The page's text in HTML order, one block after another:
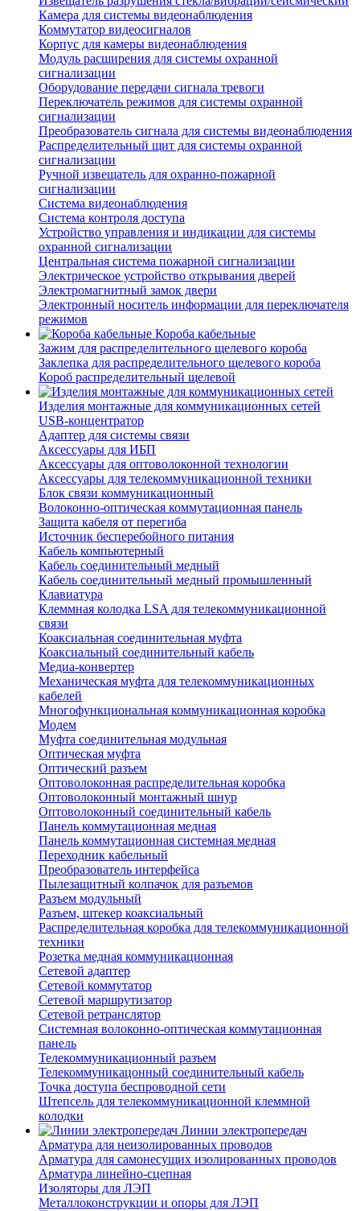
Камера для системы видеонаблюдения
Коммутатор видеосигналов
Корпус для камеры видеонаблюдения
Модуль расширения для системы охранной
сигнализации
Оборудование передачи сигнала тревоги
Переключатель режимов для системы охранной
сигнализации
Преобразователь сигнала для системы видеонаблюдения
Распределительный щит для системы охранной
сигнализации
Ручной извещатель для охранно-пожарной
сигнализации
Система видеонаблюдения
Система контроля доступа
Устройство управления и индикации для системы
охранной сигнализации
Центральная система пожарной сигнализации
Электрическое устройство открывания дверей
Электромагнитный замок двери
Электронный носитель информации для переключателя
режимов
Короба кабельные
Зажим для распределительного щелевого короба
Заклепка для распределительного щелевого короба
Короб распределительный щелевой
Изделия монтажные для коммуникационных сетей
USB-концентратор
Адаптер для системы связи
Аксессуары для ИБП
Аксессуары для оптоволоконной технологии
Аксессуары для телекоммуникационной техники
Блок связи коммуникационный
Волоконно-оптическая коммутационная панель
Защита кабеля от перегиба
Источник бесперебойного питания
Кабель компьютерный
Кабель соединительный медный
Кабель соединительный медный промышленный
Клавиатура
Клеммная колодка LSA для телекоммуникационной
связи
Коаксиальная соединительная муфта
Коаксиальный соединительный кабель
Медиа-конвертер
Механическая муфта для телекоммуникационных
кабелей
Многофункциональная коммуникационная коробка
Модем
Муфта соединительная модульная
Оптическая муфта
Оптический разъем
Оптоволоконная распределительная коробка
Оптоволоконный монтажный шнур
Оптоволоконный соединительный кабель
Панель коммутационная медная
Панель коммутационная системная медная
Переходник кабельный
Преобразователь интерфейса
Пылезащитный колпачок для разъемов
Разъем модульный
Разъем, штекер коаксиальный
Распределительная коробка для телекоммуникационной
техники
Розетка медная коммуникационная
Сетевой адаптер
Сетевой коммутатор
Сетевой маршрутизатор
Сетевой ретранслятор
Системная волоконно-оптическая коммутационная
панель
Телекоммуникационный разъем
Телекоммуникацонный соединительный кабель
Точка доступа беспроводной сети
Штепсель для телекоммуникационной клеммной
колодки
Линии электропередач
Арматура для неизолированных проводов
Арматура для самонесущих изолированных проводов
Арматура линейно-сцепная
Изоляторы для ЛЭП
Металлоконструкции и опоры для ЛЭП